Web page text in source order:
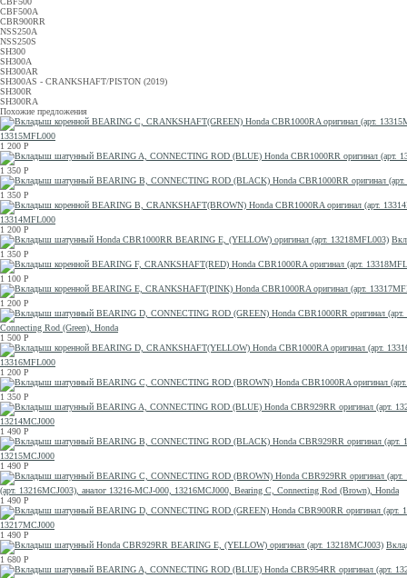
CBF500A
CBR900RR
NSS250A
NSS250S
SH300
SH300A
SH300AR
SH300AS - CRANKSHAFT/PISTON (2019)
SH300R
SH300RA
Похожие предложения
13315MFL000
1 200 Р
1 350 Р
1 350 Р
13314MFL000
1 200 Р
1 350 Р
1 100 Р
1 200 Р
Connecting Rod (Green), Honda
1 500 Р
13316MFL000
1 200 Р
1 350 Р
13214MCJ000
1 490 Р
13215MCJ000
1 490 Р
(арт. 13216MCJ003), аналог 13216-MCJ-000, 13216MCJ000, Bearing C, Connecting Rod (Brown), Honda
1 490 Р
13217MCJ000
1 490 Р
1 680 Р